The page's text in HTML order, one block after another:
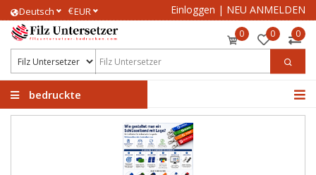
Deutsch €EUR Einloggen | NEU ANMELDEN
0 0 0
bedruckte